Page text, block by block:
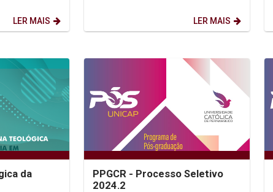
LER MAIS
LER MAIS
da
PPGCR - Processo Seletivo
2024.2